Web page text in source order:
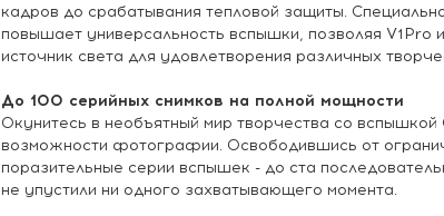
кадров до срабатывания тепловой защиты.
повышает универсальность вспышки, позволяя V1Pro
источник света для удовлетворения различных
До 100 серийных снимков на полной мощности
Окунитесь в необъятный мир творчества со
возможности фотографии. Освободившись от
поразительные серии вспышек - до ста
не упустили ни одного захватывающего момента.